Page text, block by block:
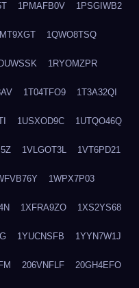
1PMAFB0V 1PSGIWB2
1QWO8TSQ
1RYOMZPR
1T04TFO9 1T3A32QI
1USXOD9C 1UTQO46Q
1VLGOT3L 1VT6PD21
1WPX7P03
1XFRA9ZO 1XS2YS68
1YUCNSFB 1YYN7W1J
206VNFLF 20GH4EFO